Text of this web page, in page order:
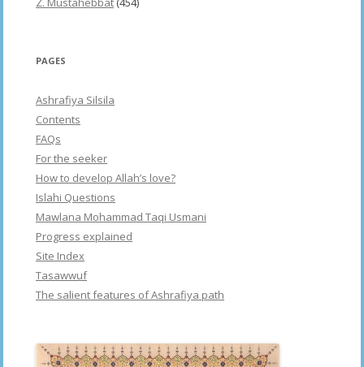
PAGES
Ashrafiya Silsila
Contents
FAQs
For the seeker
How to develop Allah’s love?
Islahi Questions
Mawlana Mohammad Taqi Usmani
Progress explained
Site Index
Tasawwuf
The salient features of Ashrafiya path